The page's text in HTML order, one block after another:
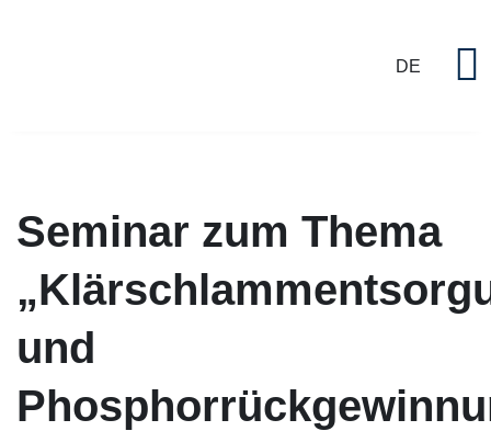
DE
Seminar zum Thema
und